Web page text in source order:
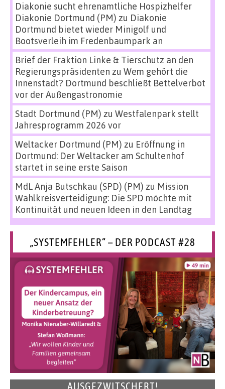
Diakonie sucht ehrenamtliche Hospizhelfer
Diakonie Dortmund (PM) zu Diakonie
Dortmund bietet wieder Minigolf und
Bootsverleih im Fredenbaumpark an
Brief der Fraktion Linke & Tierschutz an den
Regierungspräsidenten zu Wem gehört die
Innenstadt? Dortmund beschließt Bettelverbot
vor der Außengastronomie
Stadt Dortmund (PM) zu Westfalenpark stellt
Jahresprogramm 2026 vor
Weltacker Dortmund (PM) zu Eröffnung in
Dortmund: Der Weltacker am Schultenhof
startet in seine erste Saison
MdL Anja Butschkau (SPD) (PM) zu Mission
Wahlkreisverteidigung: Die SPD möchte mit
Kontinuität und neuen Ideen in den Landtag
„SYSTEMFEHLER“ – DER PODCAST #28
AUSGEZWITSCHERT!